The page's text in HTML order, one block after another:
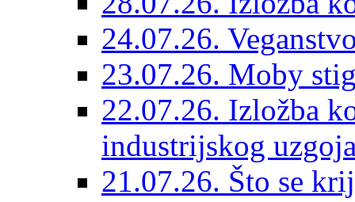
24.07.26.
23.07.26. Moby
22.07.26. Izložba
industrijskog
21.07.26. Što se